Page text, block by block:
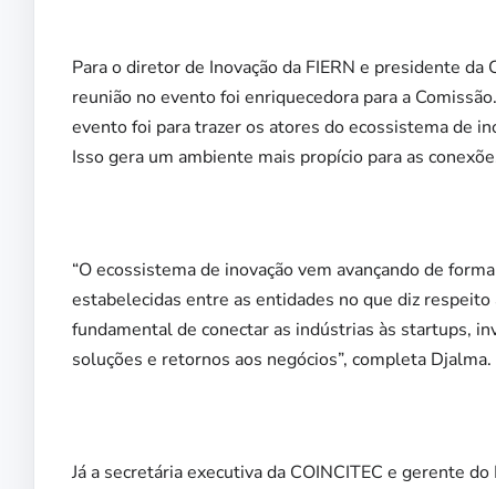
Para o diretor de Inovação da FIERN e presidente da
reunião no evento foi enriquecedora para a
evento foi para trazer os atores do ecossistema de
Isso gera um ambiente mais propício para as
“O ecossistema de inovação vem avançando de
estabelecidas entre as entidades no que diz
fundamental de conectar as indústrias às startups,
soluções e retornos aos negócios”, completa Djalma.
Já a secretária executiva da COINCITEC e gerente